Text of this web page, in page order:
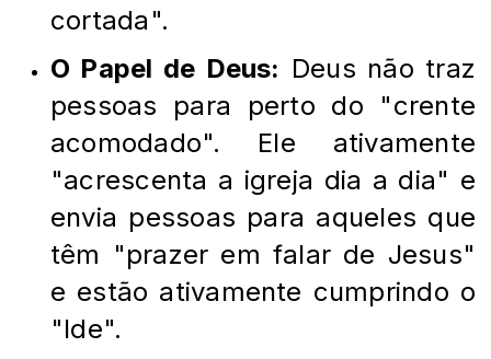
cortada".
O Papel de Deus: Deus não traz
pessoas para perto do "crente
acomodado". Ele ativamente
"acrescenta a igreja dia a dia" e
envia pessoas para aqueles que
têm "prazer em falar de Jesus"
e estão ativamente cumprindo o
"Ide".